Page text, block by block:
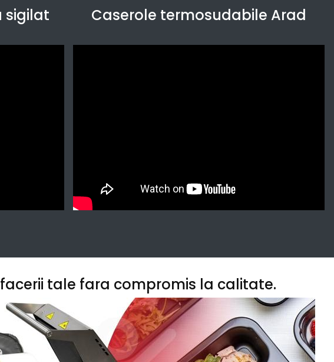
sigilat
Caserole termosudabile Arad
tale fara compromis la calitate.